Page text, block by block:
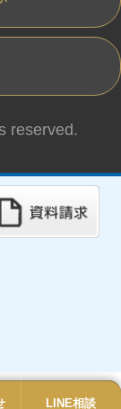
reserved.
LINE
LINE相談